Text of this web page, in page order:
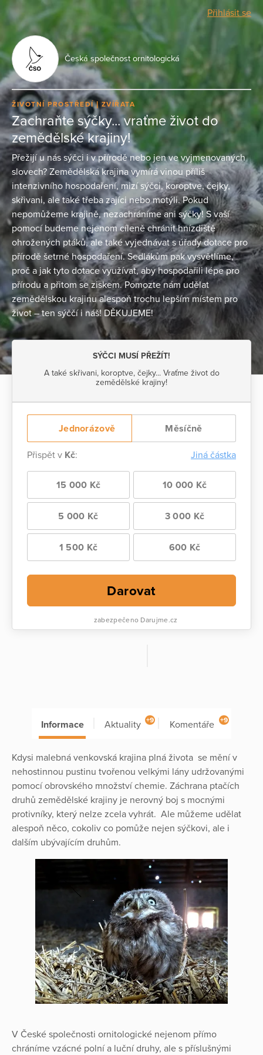
Přihlásit se
Česká společnost ornitologická
ŽIVOTNÍ PROSTŘEDÍ ZVÍŘATA
Zachraňte sýčky... vraťme život do
zemědělské krajiny!
Přežijí u nás sýčci i v přírodě nebo jen ve vyjmenovaných
slovech? Zemědělská krajina vymírá vinou příliš
intenzivního hospodaření, mizí sýčci, koroptve, čejky,
skřivani, ale také třeba zajíci nebo motýli. Pokud
nepomůžeme krajině, nezachráníme ani sýčky! S vaší
pomocí budeme nejenom cíleně chránit hnízdiště
ohrožených ptáků, ale také vyjednávat s úřady dotace pro
přírodě šetrné hospodaření. Sedlákům pak vysvětlíme,
proč a jak tyto dotace využívat, aby hospodařili lépe pro
přírodu a přitom se ziskem. Pomozte nám udělat
zemědělskou krajinu alespoň trochu lepším místem pro
život – ten sýččí i náš! DĚKUJEME!
SÝČCI MUSÍ PŘEŽÍT!
A také skřivani, koroptve, čejky... Vraťme život do
zemědělské krajiny!
Jednorázově Měsíčně
Přispět v Kč: Jiná částka
15 000 Kč 10 000 Kč
5 000 Kč 3 000 Kč
1 500 Kč 600 Kč
Darovat
zabezpečeno Darujme.cz
Informace Aktuality +9 Komentáře +9
Kdysi malebná venkovská krajina plná života se mění v
nehostinnou pustinu tvořenou velkými lány udržovanými
pomocí obrovského množství chemie. Záchrana ptačích
druhů zemědělské krajiny je nerovný boj s mocnými
protivníky, který nelze zcela vyhrát. Ale můžeme udělat
alespoň něco, cokoliv co pomůže nejen sýčkovi, ale i
dalším ubývajícím druhům.
V České společnosti ornitologické nejenom přímo
chráníme vzácné polní a luční druhy, ale s příslušnými